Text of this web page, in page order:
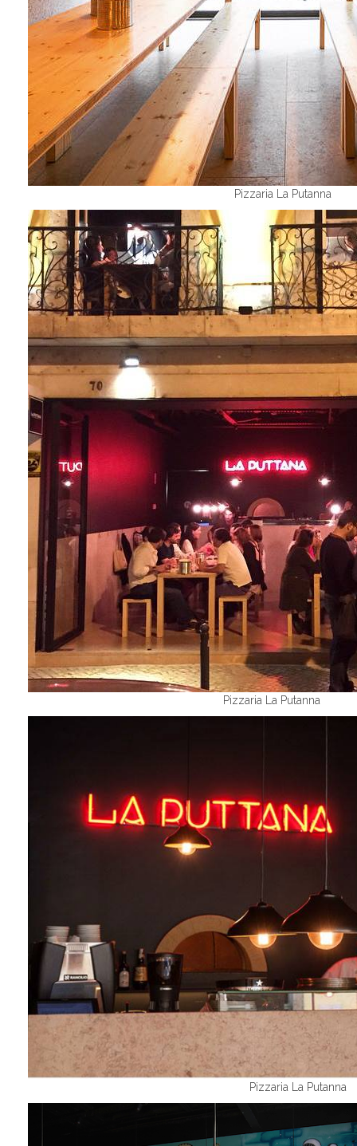
Pizzaria La Putanna
Pizzaria La Putanna
Pizzaria La Putanna